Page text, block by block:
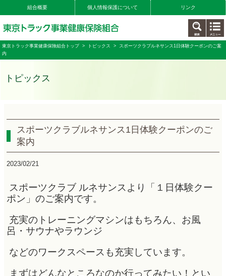
組合概要 個人情報保護について リンク
東京トラック事業健康保険組合トップ> トピックス > スポーツクラブルネサンス1日体験クーポンのご案
内
トピックス
スポーツクラブルネサンス1日体験クーポンのご
案内
2023/02/21
スポーツクラブ ルネサンスより「１日体験クー
ポン」のご案内です。
充実のトレーニングマシンはもちろん、 お風
呂・サウナやラウンジ
などのワークスペースも充実しています。
まずはどんなところなのか行ってみたい！とい